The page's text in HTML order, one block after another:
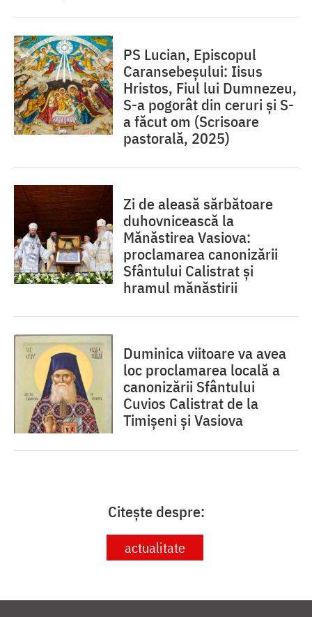
PS Lucian, Episcopul
Caransebeșului: Iisus
Hristos, Fiul lui Dumnezeu,
S-a pogorât din ceruri și S-
a făcut om (Scrisoare
pastorală, 2025)
Zi de aleasă sărbătoare
duhovnicească la
Mănăstirea Vasiova:
proclamarea canonizării
Sfântului Calistrat și
hramul mănăstirii
Duminica viitoare va avea
loc proclamarea locală a
canonizării Sfântului
Cuvios Calistrat de la
Timișeni și Vasiova
Citește despre:
actualitate